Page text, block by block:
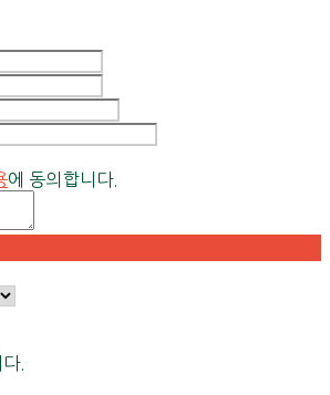
에 동의합니다.
.